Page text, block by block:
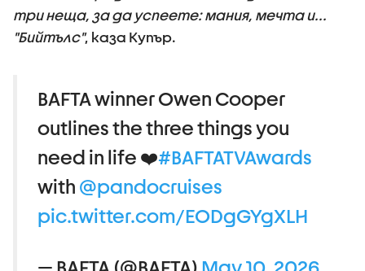
три неща, за да успеете: мания, мечта и...
"Бийтълс", каза Купър.
BAFTA winner Owen Cooper
outlines the three things you
need in life ❤️#BAFTATVAwards
with @pandocruises
pic.twitter.com/EODgGYgXLH